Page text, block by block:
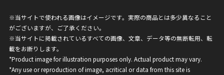
※当サイトで使われる画像はイメージです。実際の商品とは多少異なること
がございますが、ご了承ください。
※当サイトに掲載されているすべての画像、文章、データ等の無断転用、転
載をお断りします。
*Product image for illustration purposes only. Actual product may vary.
*Any use or reproduction of image, acritical or data from this site is